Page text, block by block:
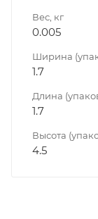
Вес, кг
0.005
Ширина
1.7
Длина
1.7
Высота
4.5